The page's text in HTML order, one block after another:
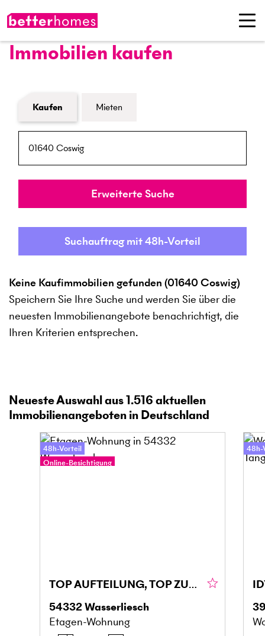
Immobilien kaufen
Formular Immobiliensuche
Kaufen Mieten
PLZ / Ort
Umkreis
Erweiterte Suche
Suchauftrag mit 48h-Vorteil
Keine Kaufimmobilien gefunden (01640 Coswig)
Speichern Sie Ihre Suche und werden Sie über die
neuesten Immobilienangebote benachrichtigt, die
Ihren Kriterien entsprechen.
Neueste Auswahl aus1.516aktuellen
Immobilienangeboten in Deutschland
48h-Vorteil
Online-Besichtigung
TOP AUFTEILUNG, TOP ZUSTAND, FAMIELIENFREUNDLICH
54332Wasserliesch
Etagen-Wohnung
48h-